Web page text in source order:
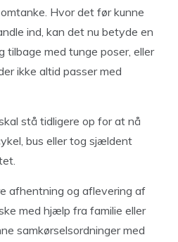
Hvor det før kunne
ind, kan det nu betyde en
tilbage med tunge poser, eller
ikke altid passer med
stå tidligere op for at nå
bus eller tog sjældent
afhentning og aflevering af
med hjælp fra familie eller
samkørselsordninger med